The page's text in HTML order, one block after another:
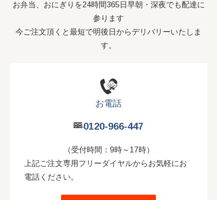
お弁当、おにぎりを24時間365日早朝・深夜でも配達に
参ります
今ご注文頂くと最短で明後日からデリバリーいたしま
す。
お電話
0120-966-447
（受付時間：9時～17時）
上記ご注文専用フリーダイヤルからお気軽にお
電話ください。